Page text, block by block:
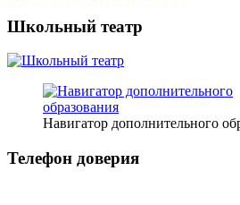
Школьный театр
Навигатор дополнительного
Телефон доверия